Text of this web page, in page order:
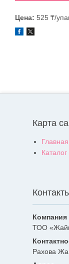
Цена: 525 ₸/
Карта
Главная
ТОО
Рахова